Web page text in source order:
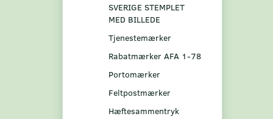
SVERIGE STEMPLET
MED BILLEDE
Tjenestemærker
Rabatmærker AFA 1-78
Portomærker
Feltpostmærker
Hæftesammentryk